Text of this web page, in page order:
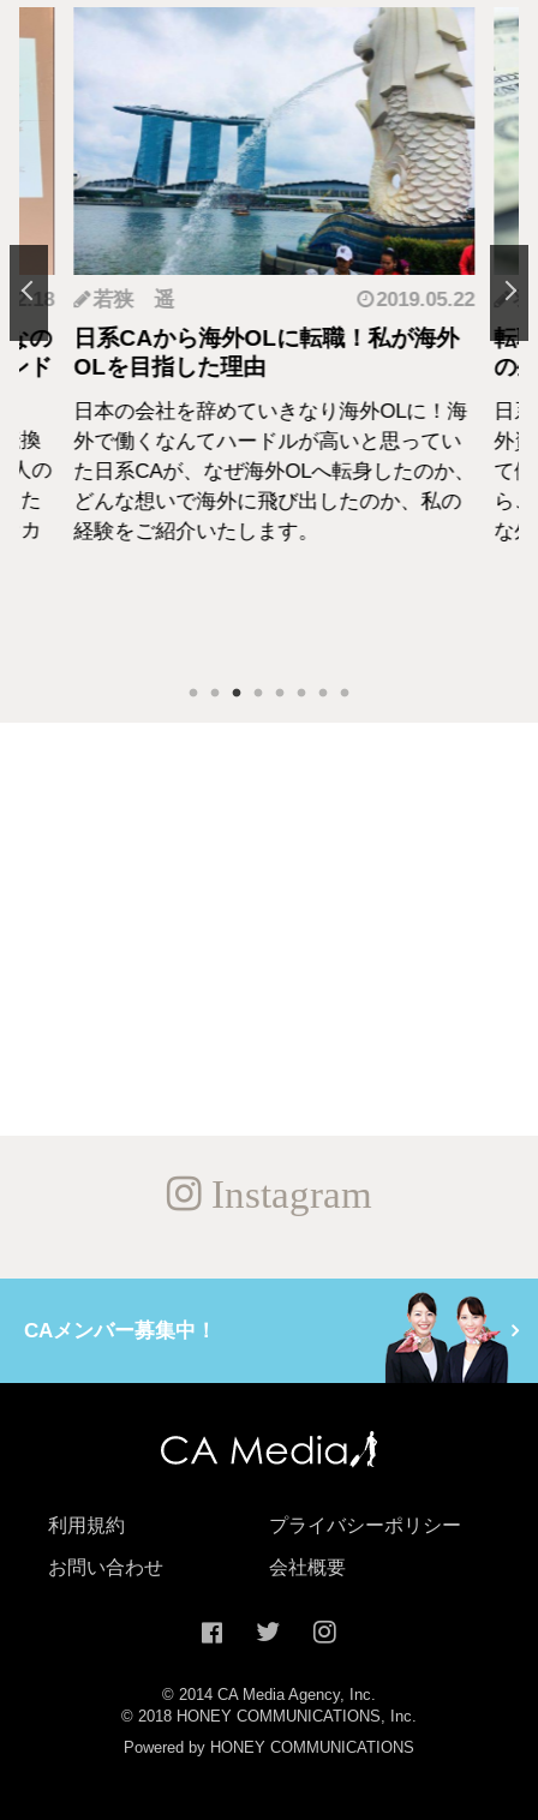
の
ド
換
人の
た
カ
若狭 遥 2019.05.22
日系CAから海外OLに転職！私が海外
OLを目指した理由
日本の会社を辞めていきなり海外OLに！海
外で働くなんてハードルが高いと思ってい
た日系CAが、なぜ海外OLへ転身したのか、
どんな想いで海外に飛び出したのか、私の
経験をご紹介いたします。
羽
転
の
日
外
て
ら
な
Instagram
CAメンバー募集中！
利用規約 プライバシーポリシー
お問い合わせ 会社概要
© 2014 CA Media Agency, Inc.
© 2018 HONEY COMMUNICATIONS, Inc.
Powered by HONEY COMMUNICATIONS